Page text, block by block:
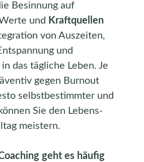
Besinnung auf
und Kraftquellen
von Auszeiten,
und
das tägliche Leben. Je
gegen Burnout
selbstbestimmter und
Sie den Lebens-
meistern.
geht es häufig